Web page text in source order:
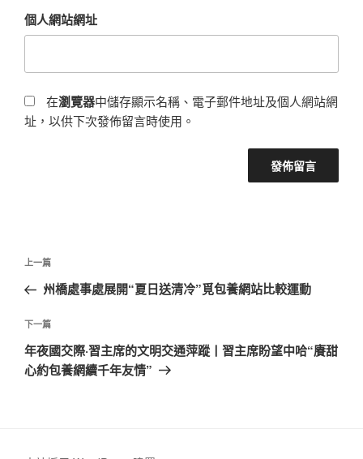
個人網站網址
在瀏覽器中儲存顯示名稱、電子郵件地址及個人網站網
址，以供下次發佈留言時使用。
文
導
覽
上
一
文
章
上一篇
州橋處事處展開“夏日送清冷”覓包養網站比較運動
下
一
篇
下一篇
年夜國交際·習主席的文明交通萍蹤丨習主席盼望中哈“賡甜
心約包養網續千年友情”